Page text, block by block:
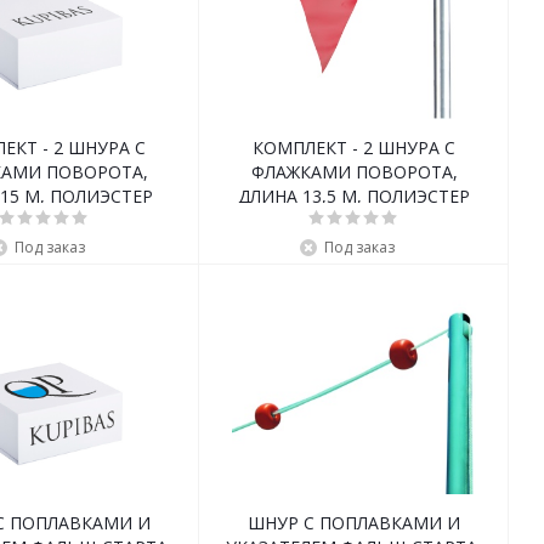
- 2 ШНУРА С
ПОВОРОТА,
M, ПОЛИЭСТЕР
Под заказ
КОМПЛЕКТ - 2 ШНУРА С
ФЛАЖКАМИ ПОВОРОТА,
ДЛИНА 13,5 M, ПОЛИЭСТЕР
Под заказ
ПОПЛАВКАМИ И
ШНУР С ПОПЛАВКАМИ И